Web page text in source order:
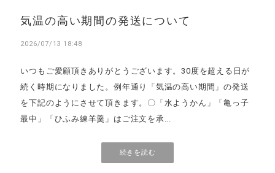
気温の高い期間の発送について
2026/07/13 18:48
いつもご愛顧頂きありがとうございます。30度を超える日が
続く時期になりました。例年通り「気温の高い期間」の発送
を下記のようにさせて頂きます。〇「水ようかん」「亀っ子
最中」「ひふみ練羊羹」はご注文を承...
続きを読む